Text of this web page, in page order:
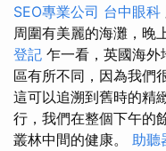
SEO專業公司 台中眼科
周圍有美麗的海灘，晚
登記 乍一看，英國海
區有所不同，因為我們
這可以追溯到舊時的精
行，我們在整個下午的
叢林中間的健康。 助聽